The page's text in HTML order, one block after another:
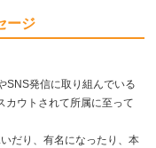
ージ
SNS発信に取り組んでいる
カウトされて所属に至って
だり、有名になったり、本